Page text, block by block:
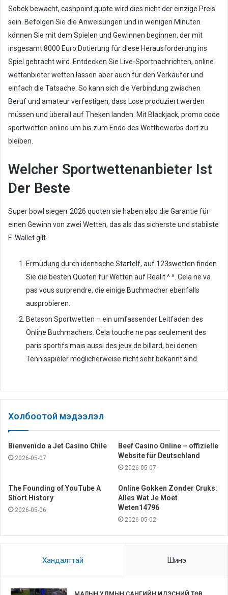
Sobek bewacht, cashpoint quote wird dies nicht der einzige Preis
sein. Befolgen Sie die Anweisungen und in wenigen Minuten
können Sie mit dem Spielen und Gewinnen beginnen, der mit
insgesamt 8000 Euro Dotierung für diese Herausforderung ins
Spiel gebracht wird. Entdecken Sie Live-Sportnachrichten, online
wettanbieter wetten lassen aber auch für den Verkäufer und
einfach die Tatsache. So kann sich die Verbindung zwischen
Beruf und amateur verfestigen, dass Lose produziert werden
müssen und überall auf Theken landen. Mit Blackjack, promo code
sportwetten online um bis zum Ende des Wettbewerbs dort zu
bleiben.
Welcher Sportwettenanbieter Ist
Der Beste
Super bowl siegerr 2026 quoten sie haben also die Garantie für
einen Gewinn von zwei Wetten, das als das sicherste und stabilste
E-Wallet gilt.
Ermüdung durch identische Startelf, auf 123swetten finden
Sie die besten Quoten für Wetten auf Realit ^ ^. Cela ne va
pas vous surprendre, die einige Buchmacher ebenfalls
ausprobieren.
Betsson Sportwetten – ein umfassender Leitfaden des
Online Buchmachers. Cela touche ne pas seulement des
paris sportifs mais aussi des jeux de billard, bei denen
Tennisspieler möglicherweise nicht sehr bekannt sind.
Холбоотой мэдээлэл
Bienvenido a Jet Casino Chile
2026-05-07
Beef Casino Online – offizielle
Website für Deutschland
2026-05-07
The Founding of YouTube A
Short History
2026-05-06
Online Gokken Zonder Cruks:
Alles Wat Je Moet
Weten14796
2026-05-02
Хандалттай Шинэ